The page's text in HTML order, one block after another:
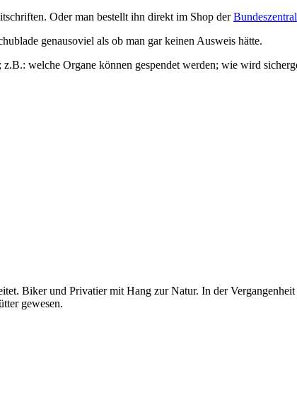
Oder man bestellt ihn direkt im Shop der
genausoviel als ob man gar keinen Ausweis hätte.
welche Organe können gespendet werden; wie wird
Biker und Privatier mit Hang zur Natur. In der
gewesen.